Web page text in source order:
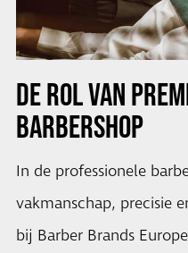
DE ROL VAN
BARBERSHOP
In de professionele
vakmanschap, precisie
bij Barber Brands